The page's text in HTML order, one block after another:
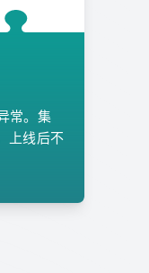
常。集
上线后不